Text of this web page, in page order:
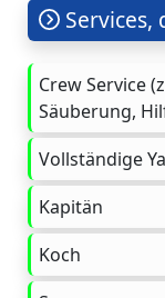
Crew Service
Säuberung,
Vollständige
Kapitän
Koch